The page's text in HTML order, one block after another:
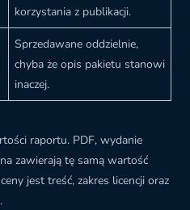
korzystania z publikacji.
Sprzedawane oddzielnie,
chyba że opis pakietu stanowi
inaczej.
raportu. PDF, wydanie
zawierają tę samą wartość
jest treść, zakres licencji oraz